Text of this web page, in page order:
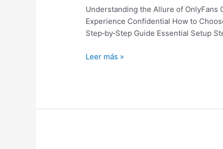
Understanding the Allure of OnlyFans
Experience Confidential How to
Step‑by‑Step Guide Essential Setup
and
Secure
Your
Gitls
Leer más »